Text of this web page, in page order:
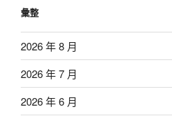
彙整
2026 年 8 月
2026 年 7 月
2026 年 6 月